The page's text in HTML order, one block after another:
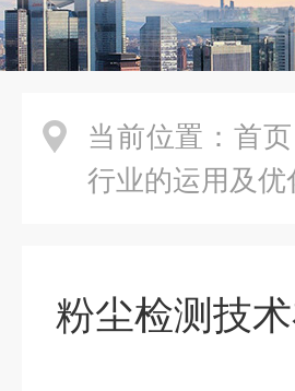
当前位置： 首页
行业的运用及优
粉尘检测技